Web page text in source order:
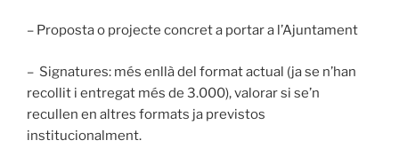
– Proposta o projecte concret a portar a l’Ajuntament
– Signatures: més enllà del format actual (ja se n’han
recollit i entregat més de 3.000), valorar si se’n
recullen en altres formats ja previstos
institucionalment.